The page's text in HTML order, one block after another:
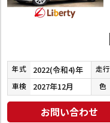
年式 2022(令和4)年 走行
車検 2027年12月 色
お問い合わせ